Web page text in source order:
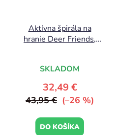
Aktívna špirála na
hranie Deer Friends,
SKLADOM
32,49 €
43,95 € (–26 %)
DO KOŠÍKA